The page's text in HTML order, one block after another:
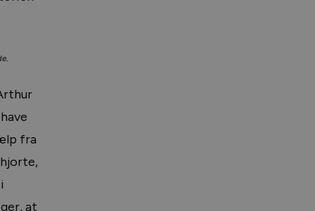
fra
at